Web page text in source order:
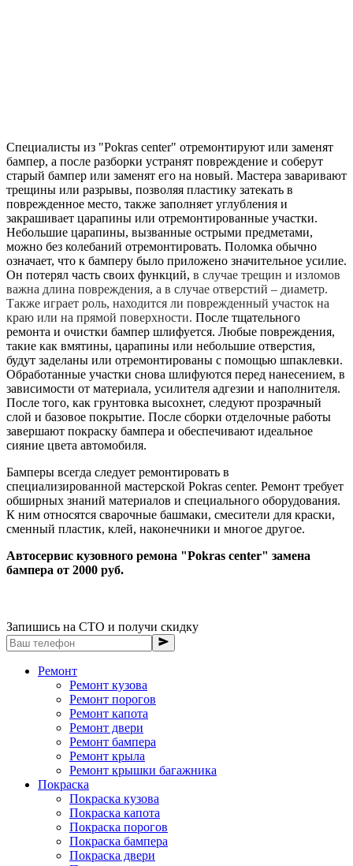
Специалисты из "Pokras center" отремонтируют или заменят
бампер, а после разборки устранят повреждение и соберут
старый бампер или заменят его на новый. Мастера заваривают
трещины или разрывы, позволяя пластику затекать в
поврежденное место, также заполняет углубления и
закрашивает царапины или отремонтированные участки.
Небольшие царапины, вызванные острыми предметами,
можно без колебаний отремонтировать. Поломка обычно
означает, что к бамперу было приложено значительное усилие.
Он потерял часть своих функций, в случае трещин и изломов
важна длина повреждения, а в случае отверстий – диаметр.
Также играет роль, находится ли поврежденный участок на
краю или на прямой поверхности. После тщательного
ремонта и очистки бампер шлифуется. Любые повреждения,
такие как вмятины, царапины или небольшие отверстия,
будут заделаны или отремонтированы с помощью шпаклевки.
Обработанные участки снова шлифуются перед нанесением, в
зависимости от материала, усилителя адгезии и наполнителя.
После того, как грунтовка высохнет, следуют прозрачный
слой и базовое покрытие. После сборки отделочные работы
завершают покраску бампера и обеспечивают идеальное
сияние цвета автомобиля.
Бамперы всегда следует ремонтировать в
специализированной мастерской Pokras center. Ремонт требует
обширных знаний материалов и специального оборудования.
К ним относятся сварочные башмаки, смесители для краски,
сменный пластик, клей, наконечники и многое другое.
Автосервис кузовного ремона "Pokras center" замена
бампера от 2000 руб.
Запишись на СТО и получи скидку
Ремонт
Ремонт кузова
Ремонт порогов
Ремонт капота
Ремонт двери
Ремонт бампера
Ремонт крыла
Ремонт крышки багажника
Покраска
Покраска кузова
Покраска капота
Покраска порогов
Покраска бампера
Покраска двери